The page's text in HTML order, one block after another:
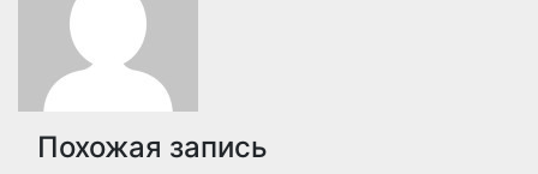
Похожая запись